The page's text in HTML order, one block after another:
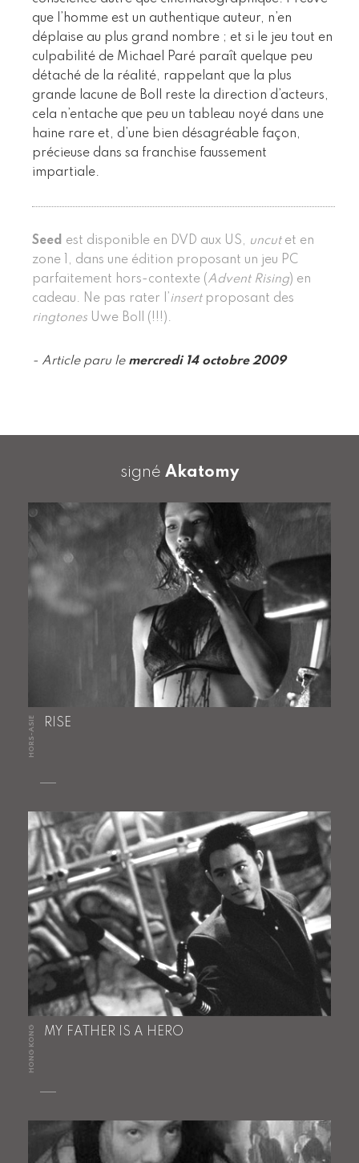
que l’homme est un authentique auteur, n’en
déplaise au plus grand nombre ; et si le jeu tout en
culpabilité de Michael Paré paraît quelque peu
détaché de la réalité, rappelant que la plus
grande lacune de Boll reste la direction d’acteurs,
cela n’entache que peu un tableau noyé dans une
haine rare et, d’une bien désagréable façon,
précieuse dans sa franchise faussement
impartiale.
Seed est disponible en DVD aux US, uncutet en
zone 1, dans une édition proposant un jeu PC
parfaitement hors-contexte (Advent Rising) en
cadeau. Ne pas rater l’ insertproposant des
ringtones Uwe Boll (!!!).
- Article paru le mercredi 14 octobre 2009
signé Akatomy
HORS-ASIE RISE
HONG KONG MY FATHER IS A HERO